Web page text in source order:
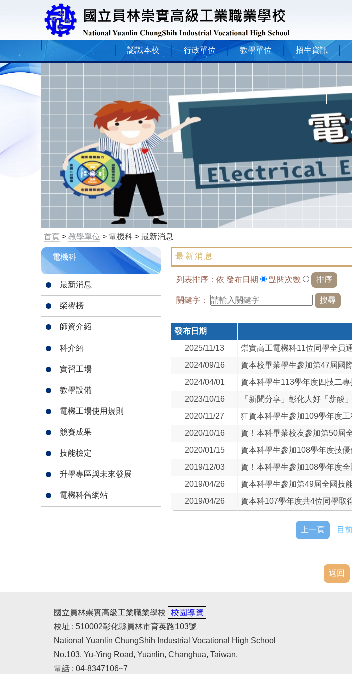
認識本校 行政單位 教學單位 招生資訊
首頁 > 教學單位 > 電機科 > 最新消息
電機科
最新消息
榮譽榜
師資介紹
科介紹
實習工場
教學設備
電機工場使用規則
競賽成果
技能檢定
升學專區與未來發展
電機科舊網站
最新消息
列表排序：依 發布日期 點閱次數
關鍵字：
發布日期
2025/11/13
崇實高工電機科11位同學全員
2024/09/16
賀本校畢業學生參加第47屆國
2024/04/01
賀本科學生113學年度四技二
2023/10/16
「新聞分享」彰化人好「薪酸
2020/11/27
狂賀本科學生參加109學年度
2020/10/16
賀！本科畢業校友參加第50屆
2020/01/15
賀本科學生參加108學年度技
2019/12/03
賀！本科學生參加108學年度
2019/04/26
賀本科學生參加第49屆全國技
2019/04/26
賀本科107學年度共4位同學取
上一頁 目
返回
國立員林崇實高級工業職業學校
校園導覽
校址 : 510002彰化縣員林市育英路103號
National Yuanlin ChungShih Industrial Vocational High School
No.103, Yu-Ying Road, Yuanlin, Changhua, Taiwan.
電話 : 04-8347106~7